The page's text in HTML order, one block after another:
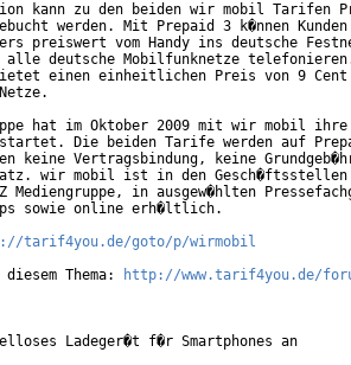
kann zu den beiden wir mobil Tarifen
werden. Mit Prepaid 3 k�nnen
preiswert vom Handy ins deutsche
alle deutsche Mobilfunknetze
einen einheitlichen Preis von 9 Cent
hat im Oktober 2009 mit wir mobil
Die beiden Tarife werden auf
keine Vertragsbindung, keine
wir mobil ist in den Gesch�ftsstellen
Mediengruppe, in ausgew�hlten
sowie online erh�ltlich.
tarif4you.de/goto/p/wirmobil
Thema:
http://www.tarif4you.de/
Ladeger�t f�r Smartphones an